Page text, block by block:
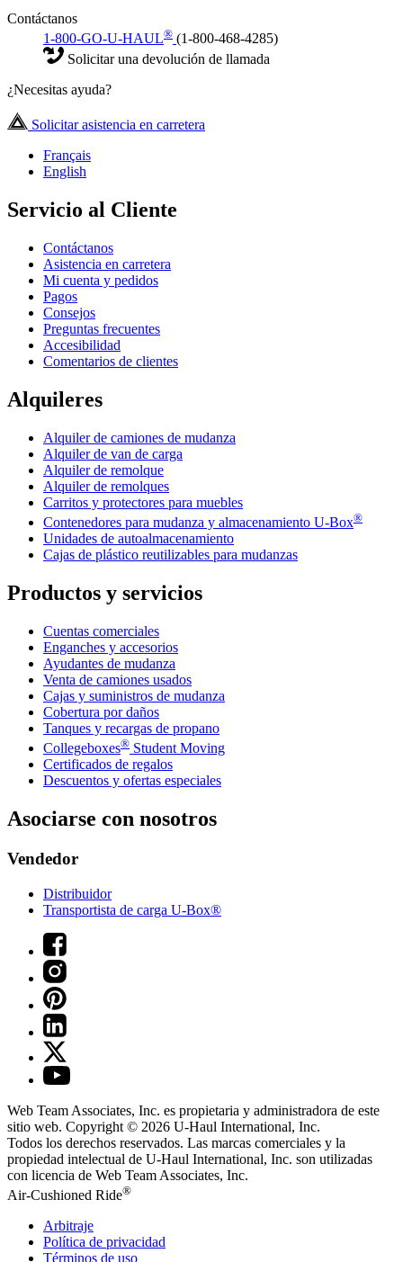
Contáctanos
1-800-GO-U-HAUL® (1-800-468-4285)
Solicitar una devolución de llamada
¿Necesitas ayuda?
Solicitar asistencia en carretera
Français
English
Servicio al Cliente
Contáctanos
Asistencia en carretera
Mi cuenta y pedidos
Pagos
Consejos
Preguntas frecuentes
Accesibilidad
Comentarios de clientes
Alquileres
Alquiler de camiones de mudanza
Alquiler de van de carga
Alquiler de remolque
Alquiler de remolques
Carritos y protectores para muebles
Contenedores para mudanza y almacenamiento U-Box®
Unidades de autoalmacenamiento
Cajas de plástico reutilizables para mudanzas
Productos y servicios
Cuentas comerciales
Enganches y accesorios
Ayudantes de mudanza
Venta de camiones usados
Cajas y suministros de mudanza
Cobertura por daños
Tanques y recargas de propano
Collegeboxes® Student Moving
Certificados de regalos
Descuentos y ofertas especiales
Asociarse con nosotros
Vendedor
Distribuidor
Transportista de carga U-Box®
Web Team Associates, Inc. es propietaria y administradora de este
sitio web. Copyright © 2026 U-Haul International, Inc.
Todos los derechos reservados. Las marcas comerciales y la
propiedad intelectual de U-Haul International, Inc. son utilizadas
con licencia de Web Team Associates, Inc.
Air-Cushioned Ride®
Arbitraje
Política de privacidad
Términos de uso